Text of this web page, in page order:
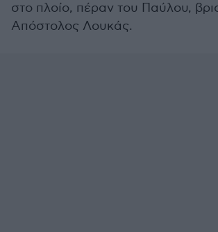
στο πλοίο, πέραν του Παύλου,
Απόστολος Λουκάς.